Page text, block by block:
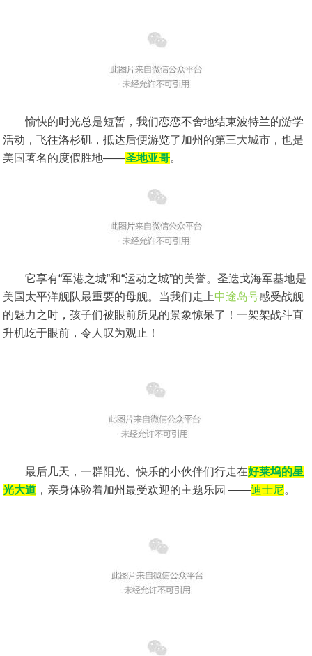
愉快的时光总是短暂，我们恋恋不舍地结束波特兰的游学
活动，飞往洛杉矶，抵达后便游览了加州的第三大城市，也是
美国著名的度假胜地——圣地亚哥。
它享有“军港之城”和“运动之城”的美誉。圣迭戈海军基地是
美国太平洋舰队最重要的母舰。当我们走上中途岛号感受战舰
的魅力之时，孩子们被眼前所见的景象惊呆了！一架架战斗直
升机屹于眼前，令人叹为观止！
最后几天，一群阳光、快乐的小伙伴们行走在好莱坞的星
光大道 ，亲身体验着加州最受欢迎的主题乐园 ——迪士尼。